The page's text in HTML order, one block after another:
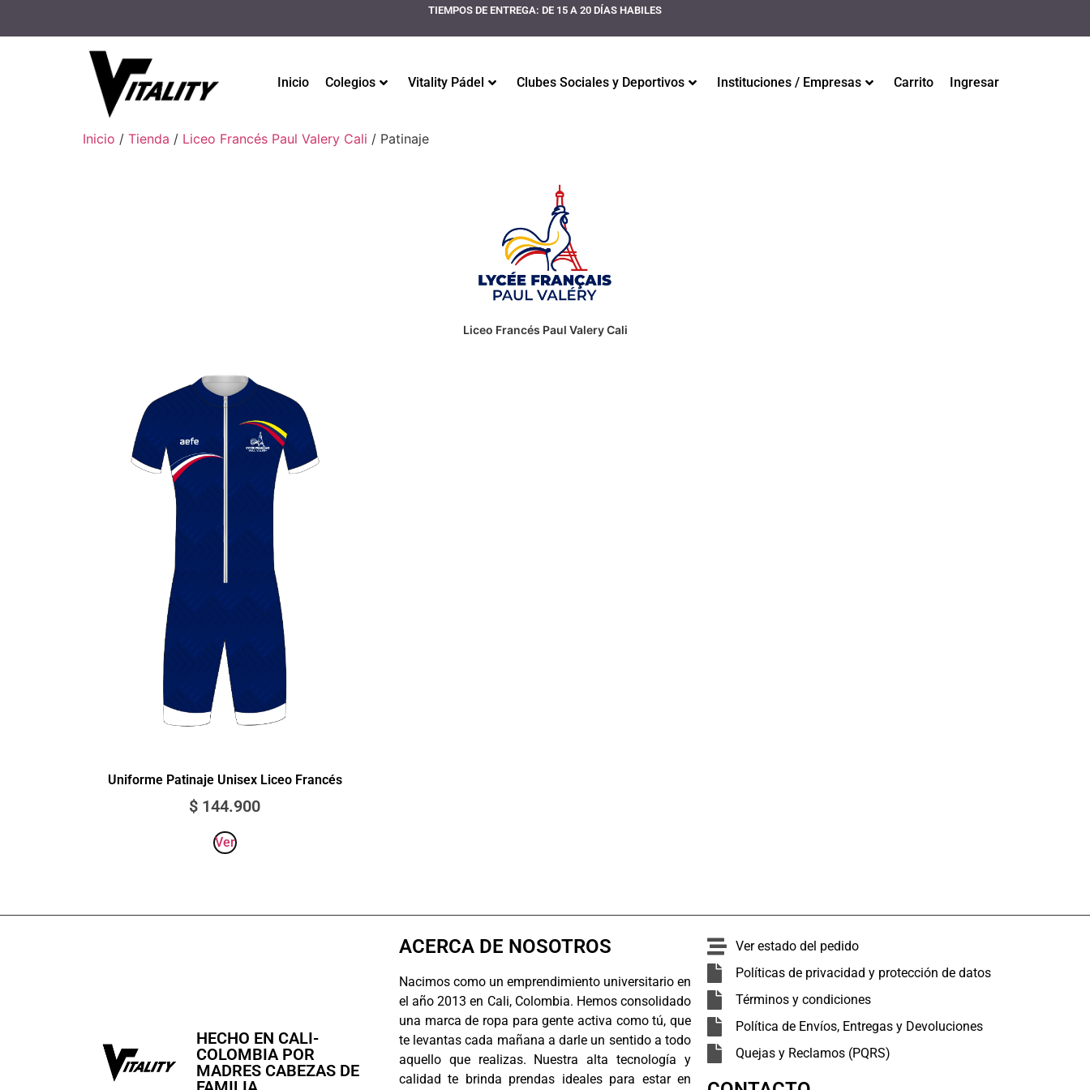
TIEMPOS DE ENTREGA: DE 15 A 20 DÍAS HABILES
Inicio Colegios Vitality Pádel Clubes Sociales y Deportivos Instituciones / Empresas Carrito Ingresar
Inicio / Tienda / Liceo Francés Paul Valery Cali / Patinaje
Liceo Francés Paul Valery Cali
Uniforme Patinaje Unisex Liceo Francés
$ 144.900
Ver
HECHO EN CALI-
COLOMBIA POR
MADRES CABEZAS DE
ACERCA DE NOSOTROS
Nacimos como un emprendimiento universitario en
el año 2013 en Cali, Colombia. Hemos consolidado
una marca de ropa para gente activa como tú, que
te levantas cada mañana a darle un sentido a todo
aquello que realizas. Nuestra alta tecnología y
calidad te brinda prendas ideales para estar en
Ver estado del pedido
Políticas de privacidad y protección de datos
Términos y condiciones
Política de Envíos, Entregas y Devoluciones
Quejas y Reclamos (PQRS)